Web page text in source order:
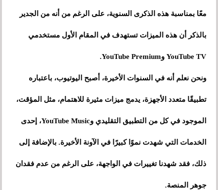
معًا بمناسبة هذه الذكرى السنوية، على الرغم من أنه من الجدير
بالذكر أن هذه الميزات تستهدف في المقام الأول مستخدمي
YouTube TV وYouTube Premium.
ونحن نعلم أنه في السنوات الأخيرة، أصبح اليوتيوب، باعتباره
تطبيقًا متعدد الأجهزة، يدمج ميزات مثيرة للاهتمام، مثل المؤقت،
الموجود في كل من التطبيق التقليدي وYouTube Music، إحدى
الخدمات التي شهدت نموًا كبيرًا في الآونة الأخيرة. بالإضافة إلى
ذلك، فقد شهدنا تغييرات في الواجهة، على الرغم من عدم فقدان
جوهر المنصة.